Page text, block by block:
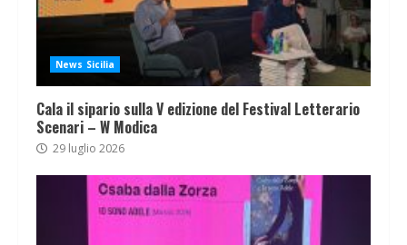
News Sicilia
Cala il sipario sulla V edizione del Festival Letterario
Scenari – W Modica
29 luglio 2026